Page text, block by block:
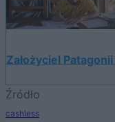
Założyciel
Źródło
cashless